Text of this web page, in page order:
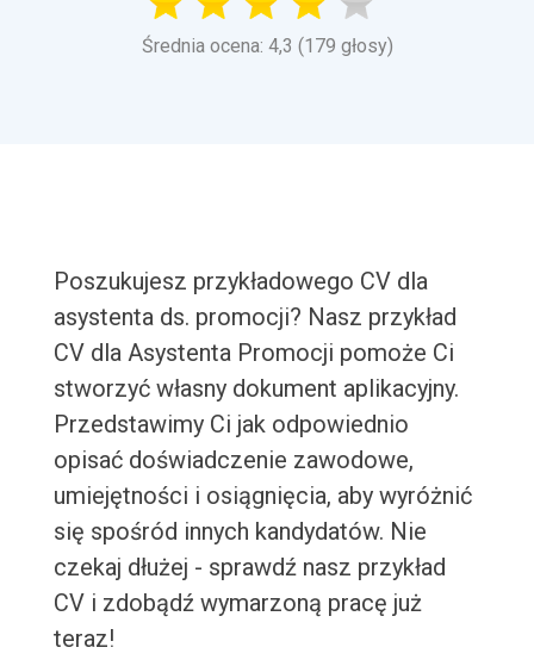
Średnia ocena: 4,3 (179 głosy)
Poszukujesz przykładowego CV dla
asystenta ds. promocji? Nasz przykład
CV dla Asystenta Promocji pomoże Ci
stworzyć własny dokument aplikacyjny.
Przedstawimy Ci jak odpowiednio
opisać doświadczenie zawodowe,
umiejętności i osiągnięcia, aby wyróżnić
się spośród innych kandydatów. Nie
czekaj dłużej - sprawdź nasz przykład
CV i zdobądź wymarzoną pracę już
teraz!